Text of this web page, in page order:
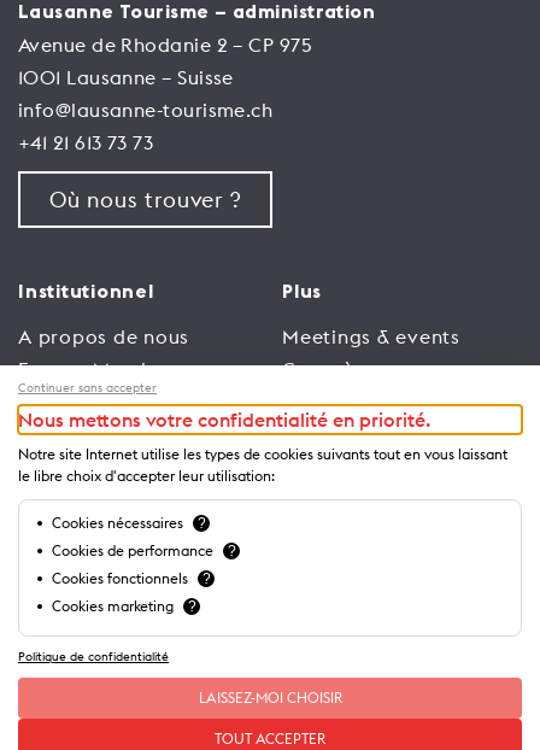
Lausanne Tourisme – administration
Avenue de Rhodanie 2 – CP 975
1001 Lausanne – Suisse
info@lausanne-tourisme.ch
+41 21 613 73 73
Où nous trouver ?
Institutionnel
A propos de nous
Espace Membres
Emploi
Conditions générales
d’utilisation
Politique de
confidentialité
Plus
Meetings & events
Congrès
Trade
Espace Médias
Annonceurs
Brochures et guides
Continuer sans accepter
Nous mettons votre confidentialité en priorité.
Notre site Internet utilise les types de cookies suivants tout en vous laissant
le libre choix d'accepter leur utilisation:
Cookies nécessaires ?
Cookies de performance ?
Cookies fonctionnels ?
Cookies marketing ?
Politique de confidentialité
LAISSEZ-MOI CHOISIR
TOUT ACCEPTER